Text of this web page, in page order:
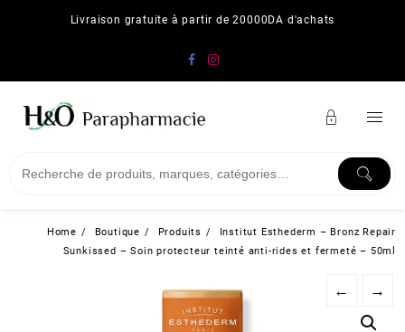
Livraison gratuite à partir de 20000DA d'achats
Home Boutique Produits
Institut Esthederm – Bronz Repair
Sunkissed – Soin protecteur teinté anti-rides et fermeté – 50ml
← →